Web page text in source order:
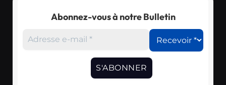
Abonnez-vous à notre Bulletin